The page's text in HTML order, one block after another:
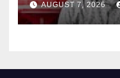
AUGUST 7, 2026